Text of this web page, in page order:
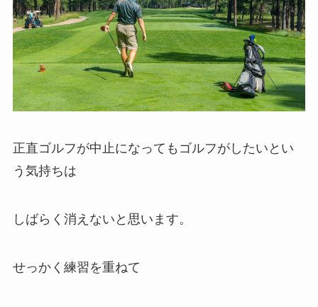
正直ゴルフが中止になってもゴルフがしたいとい
う気持ちは
しばらく消えないと思います。
せっかく練習を重ねて